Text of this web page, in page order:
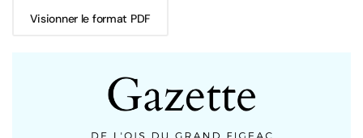
Visionner le format PDF